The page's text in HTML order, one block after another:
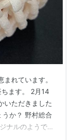
れています。
ます。 2月14
いただきました
か？ 野村総合
ナルのようで